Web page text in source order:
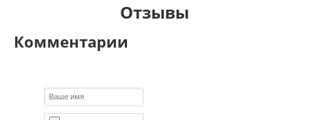
Отзывы
Комментарии